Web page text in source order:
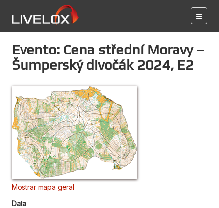
Evento: Cena střední Moravy –
Šumperský divočák 2024, E2
Mostrar mapa geral
Data